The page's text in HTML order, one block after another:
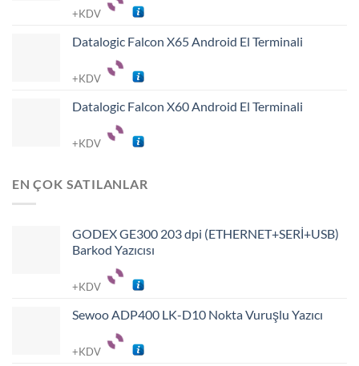
+KDV
Datalogic Falcon X65 Android El Terminali
+KDV
Datalogic Falcon X60 Android El Terminali
+KDV
EN ÇOK SATILANLAR
GODEX GE300 203 dpi (ETHERNET+SERİ+USB)
Barkod Yazıcısı
+KDV
Sewoo ADP400 LK-D10 Nokta Vuruşlu Yazıcı
+KDV